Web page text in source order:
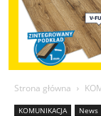
Strona główna
KOMUNIKACJA News